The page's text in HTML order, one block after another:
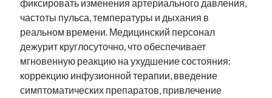
фиксировать изменения артериального давления,
частоты пульса, температуры и дыхания в
реальном времени. Медицинский персонал
дежурит круглосуточно, что обеспечивает
мгновенную реакцию на ухудшение состояния:
коррекцию инфузионной терапии, введение
симптоматических препаратов, привлечение